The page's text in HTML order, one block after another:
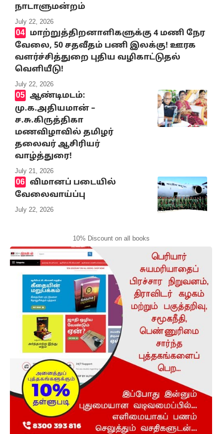
நாடாளுமன்றம்
July 22, 2026
மாற்றுத்திறனாளிகளுக்கு 4 மணி நேர
வேலை, 50 சதவீதம் பணி இலக்கு! ஊரக
வளர்ச்சித்துறை புதிய வழிகாட்டுதல்
வெளியீடு!
July 22, 2026
ஆண்டிமடம்:
மு.க.அதியமான் –
ச.சு.கிருத்திகா
மணவிழாவில் தமிழர்
தலைவர் ஆசிரியர்
வாழ்த்துரை!
July 21, 2026
விமானப் படையில்
வேலைவாய்ப்பு
July 22, 2026
10% Discount on all books